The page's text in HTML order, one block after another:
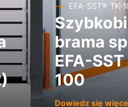
EFA-SST® TK-
brama
EFA-
100
Dowiedz się